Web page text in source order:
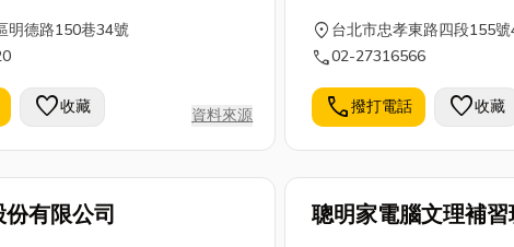
明德路150巷34號
favorite收藏 資料來源
location_on 台北市忠孝東路四段155
call02-27316566
call撥打電話 favorite收藏
有限公司 聰明家電腦文理補